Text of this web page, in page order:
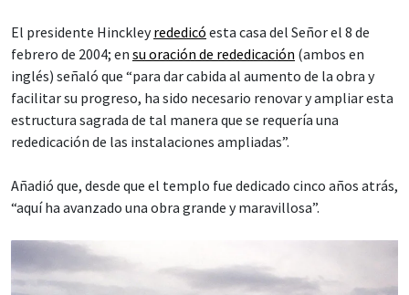
El presidente Hinckleyrededicó esta casa del Señor el 8 de
febrero de 2004; en su oración de rededicación (ambos en
inglés) señaló que “para dar cabida al aumento de la obra y
facilitar su progreso, ha sido necesario renovar y ampliar esta
estructura sagrada de tal manera que se requería una
rededicación de las instalaciones ampliadas”.
Añadió que, desde que el templo fue dedicado cinco años atrás,
“aquí ha avanzado una obra grande y maravillosa”.